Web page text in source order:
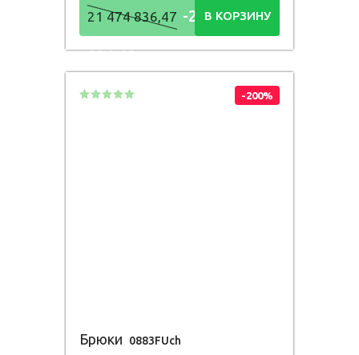
21 474 836,47 -21 474
836,48Р
В КОРЗИНУ
-200%
Брюки 0883FUch